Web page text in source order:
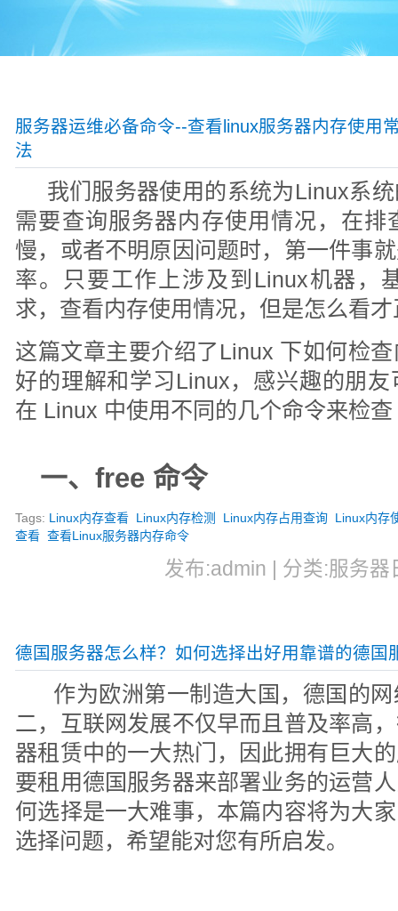
服务器运维必备命令--查看linux服务器内存使用
法
我们服务器使用的系统为Linux系
需要查询服务器内存使用情况，在排
慢，或者不明原因问题时，第一件事
率。只要工作上涉及到Linux机器，
求，查看内存使用情况，但是怎么看
这篇文章主要介绍了Linux 下如何检
好的理解和学习Linux，感兴趣的朋
在 Linux 中使用不同的几个命令来检
一、free 命令
Tags: Linux内存查看 Linux内存检测 Linux内存占用查询 Linux内存
查看 查看Linux服务器内存命令
发布:admin | 分类:服务
德国服务器怎么样？如何选择出好用靠谱的德国
作为欧洲第一制造大国，德国的
二，互联网发展不仅早而且普及率高
器租赁中的一大热门，因此拥有巨大
要租用德国服务器来部署业务的运营
何选择是一大难事，本篇内容将为大
选择问题，希望能对您有所启发。